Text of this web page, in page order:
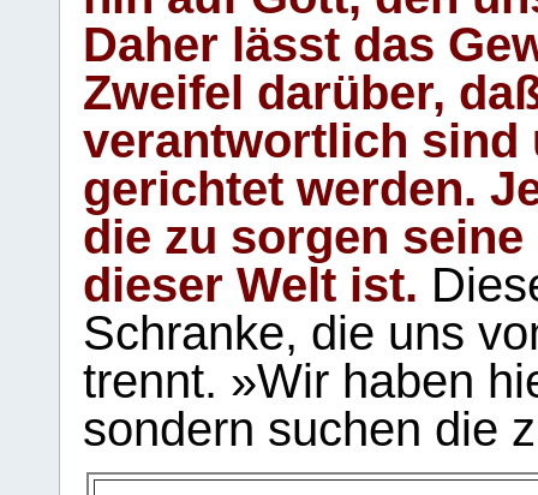
Daher lässt das
Zweifel darüber,
verantwortlich sind
gerichtet werden.
die zu sorgen
dieser Welt ist.
Schranke, die uns
trennt. »Wir haben
sondern suchen die